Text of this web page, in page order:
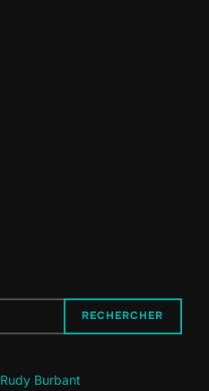
RECHERCHER
Rudy Burbant